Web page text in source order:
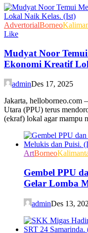
AdvertorialBorneo
Like
Mudyat Noor
Ekonomi Kreatif
adminDes 17, 2025
Jakarta, helloborneo.com
Utara (PPU) terus
(ekraf) lokal agar mampu
ArtBorneo
Gembel PPU
Gelar Lomba
adminDes 13,